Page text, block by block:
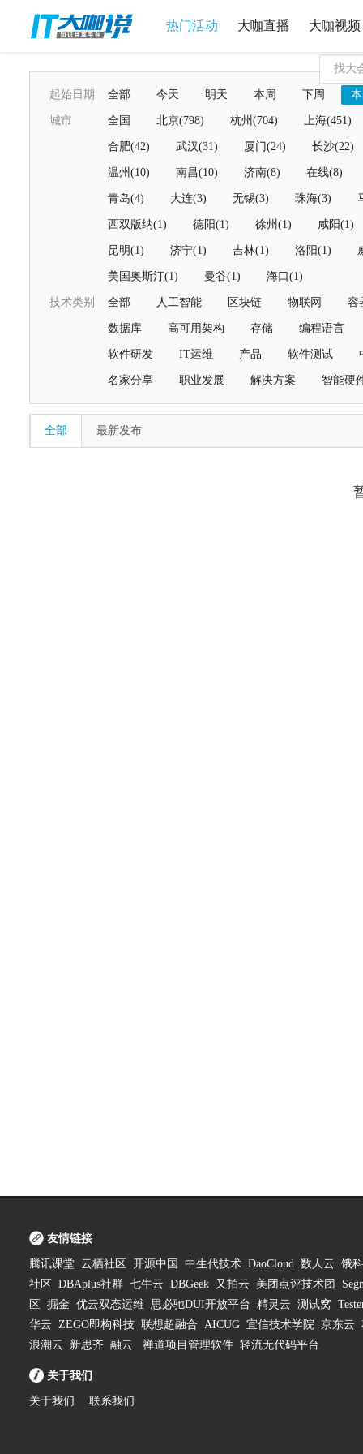
热门活动 大咖直播 大咖视频
起始日期 全部 今天 明天 本周 下周
城市 全国 北京(798) 杭州(704) 上海(451)
合肥(42) 武汉(31) 厦门(24) 长沙(22)
温州(10) 南昌(10) 济南(8) 在线(8)
青岛(4) 大连(3) 无锡(3) 珠海(3)
西双版纳(1) 德阳(1) 徐州(1) 咸阳(1)
昆明(1) 济宁(1) 吉林(1) 洛阳(1)
美国奥斯汀(1) 曼谷(1) 海口(1)
技术类别 全部 人工智能 区块链 物联网 容
数据库 高可用架构 存储 编程语言
软件研发 IT运维 产品 软件测试
名家分享 职业发展 解决方案 智能硬
全部 最新发布
友情链接
腾讯课堂 云栖社区 开源中国 中生代技术 DaoCloud 数人云 饿
社区
DBAplus社群 七牛云 DBGeek 又拍云 美团点评技术团
区
掘金 优云双态运维 思必驰DUI开放平台 精灵云 测试窝
华云 ZEGO即构科技 联想超融合 AICUG 宜信技术学院 京东云
浪潮云
新思齐 融云 禅道项目管理软件 轻流无代码平台
关于我们
关于我们 联系我们